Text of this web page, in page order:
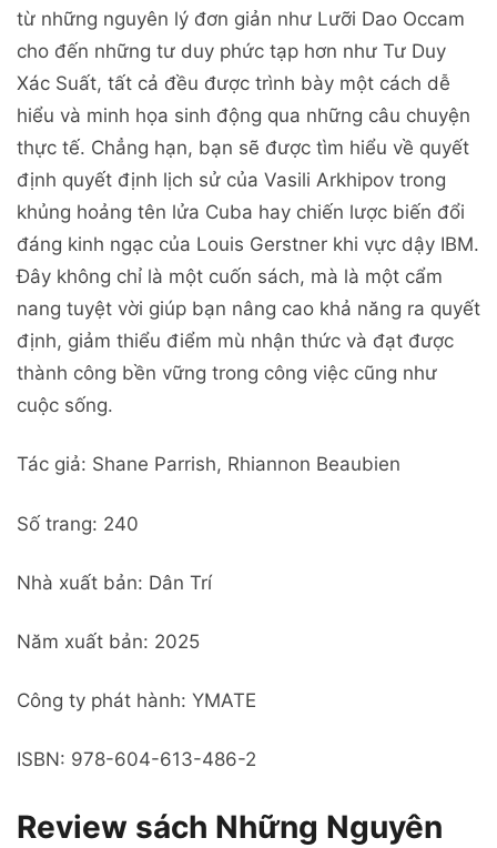
từ những nguyên lý đơn giản như Lưỡi Dao Occam
cho đến những tư duy phức tạp hơn như Tư Duy
Xác Suất, tất cả đều được trình bày một cách dễ
hiểu và minh họa sinh động qua những câu chuyện
thực tế. Chẳng hạn, bạn sẽ được tìm hiểu về quyết
định quyết định lịch sử của Vasili Arkhipov trong
khủng hoảng tên lửa Cuba hay chiến lược biến đổi
đáng kinh ngạc của Louis Gerstner khi vực dậy IBM.
Đây không chỉ là một cuốn sách, mà là một cẩm
nang tuyệt vời giúp bạn nâng cao khả năng ra quyết
định, giảm thiểu điểm mù nhận thức và đạt được
thành công bền vững trong công việc cũng như
cuộc sống.
Tác giả: Shane Parrish, Rhiannon Beaubien
Số trang: 240
Nhà xuất bản: Dân Trí
Năm xuất bản: 2025
Công ty phát hành: YMATE
ISBN: 978-604-613-486-2
Review sách Những Nguyên